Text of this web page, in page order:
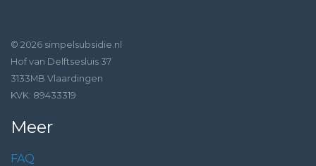
© 2026 simpelsubsidie.nl
Hof van Delftsesluis 37
3133MB Vlaardingen
KVK: 89433319
Meer
FAQ